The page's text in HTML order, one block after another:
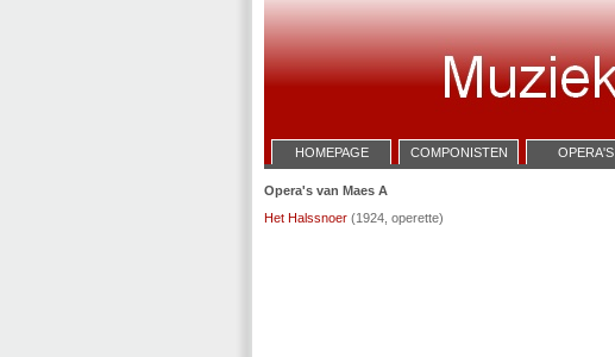
HOMEPAGE COMPONISTEN OPERA'S
Opera's van Maes A
Het Halssnoer (1924, operette)